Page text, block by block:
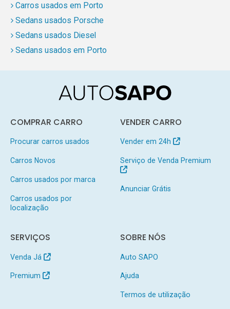
Carros usados em Porto
Sedans usados Porsche
Sedans usados Diesel
Sedans usados em Porto
COMPRAR CARRO
Procurar carros usados
Carros Novos
Carros usados por marca
Carros usados por
localização
VENDER CARRO
Vender em 24h
Serviço de Venda Premium
Anunciar Grátis
SERVIÇOS
Venda Já
Premium
SOBRE NÓS
Auto SAPO
Ajuda
Termos de utilização